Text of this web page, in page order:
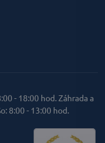
- 18:00 hod. Záhrada a
8:00 - 13:00 hod.